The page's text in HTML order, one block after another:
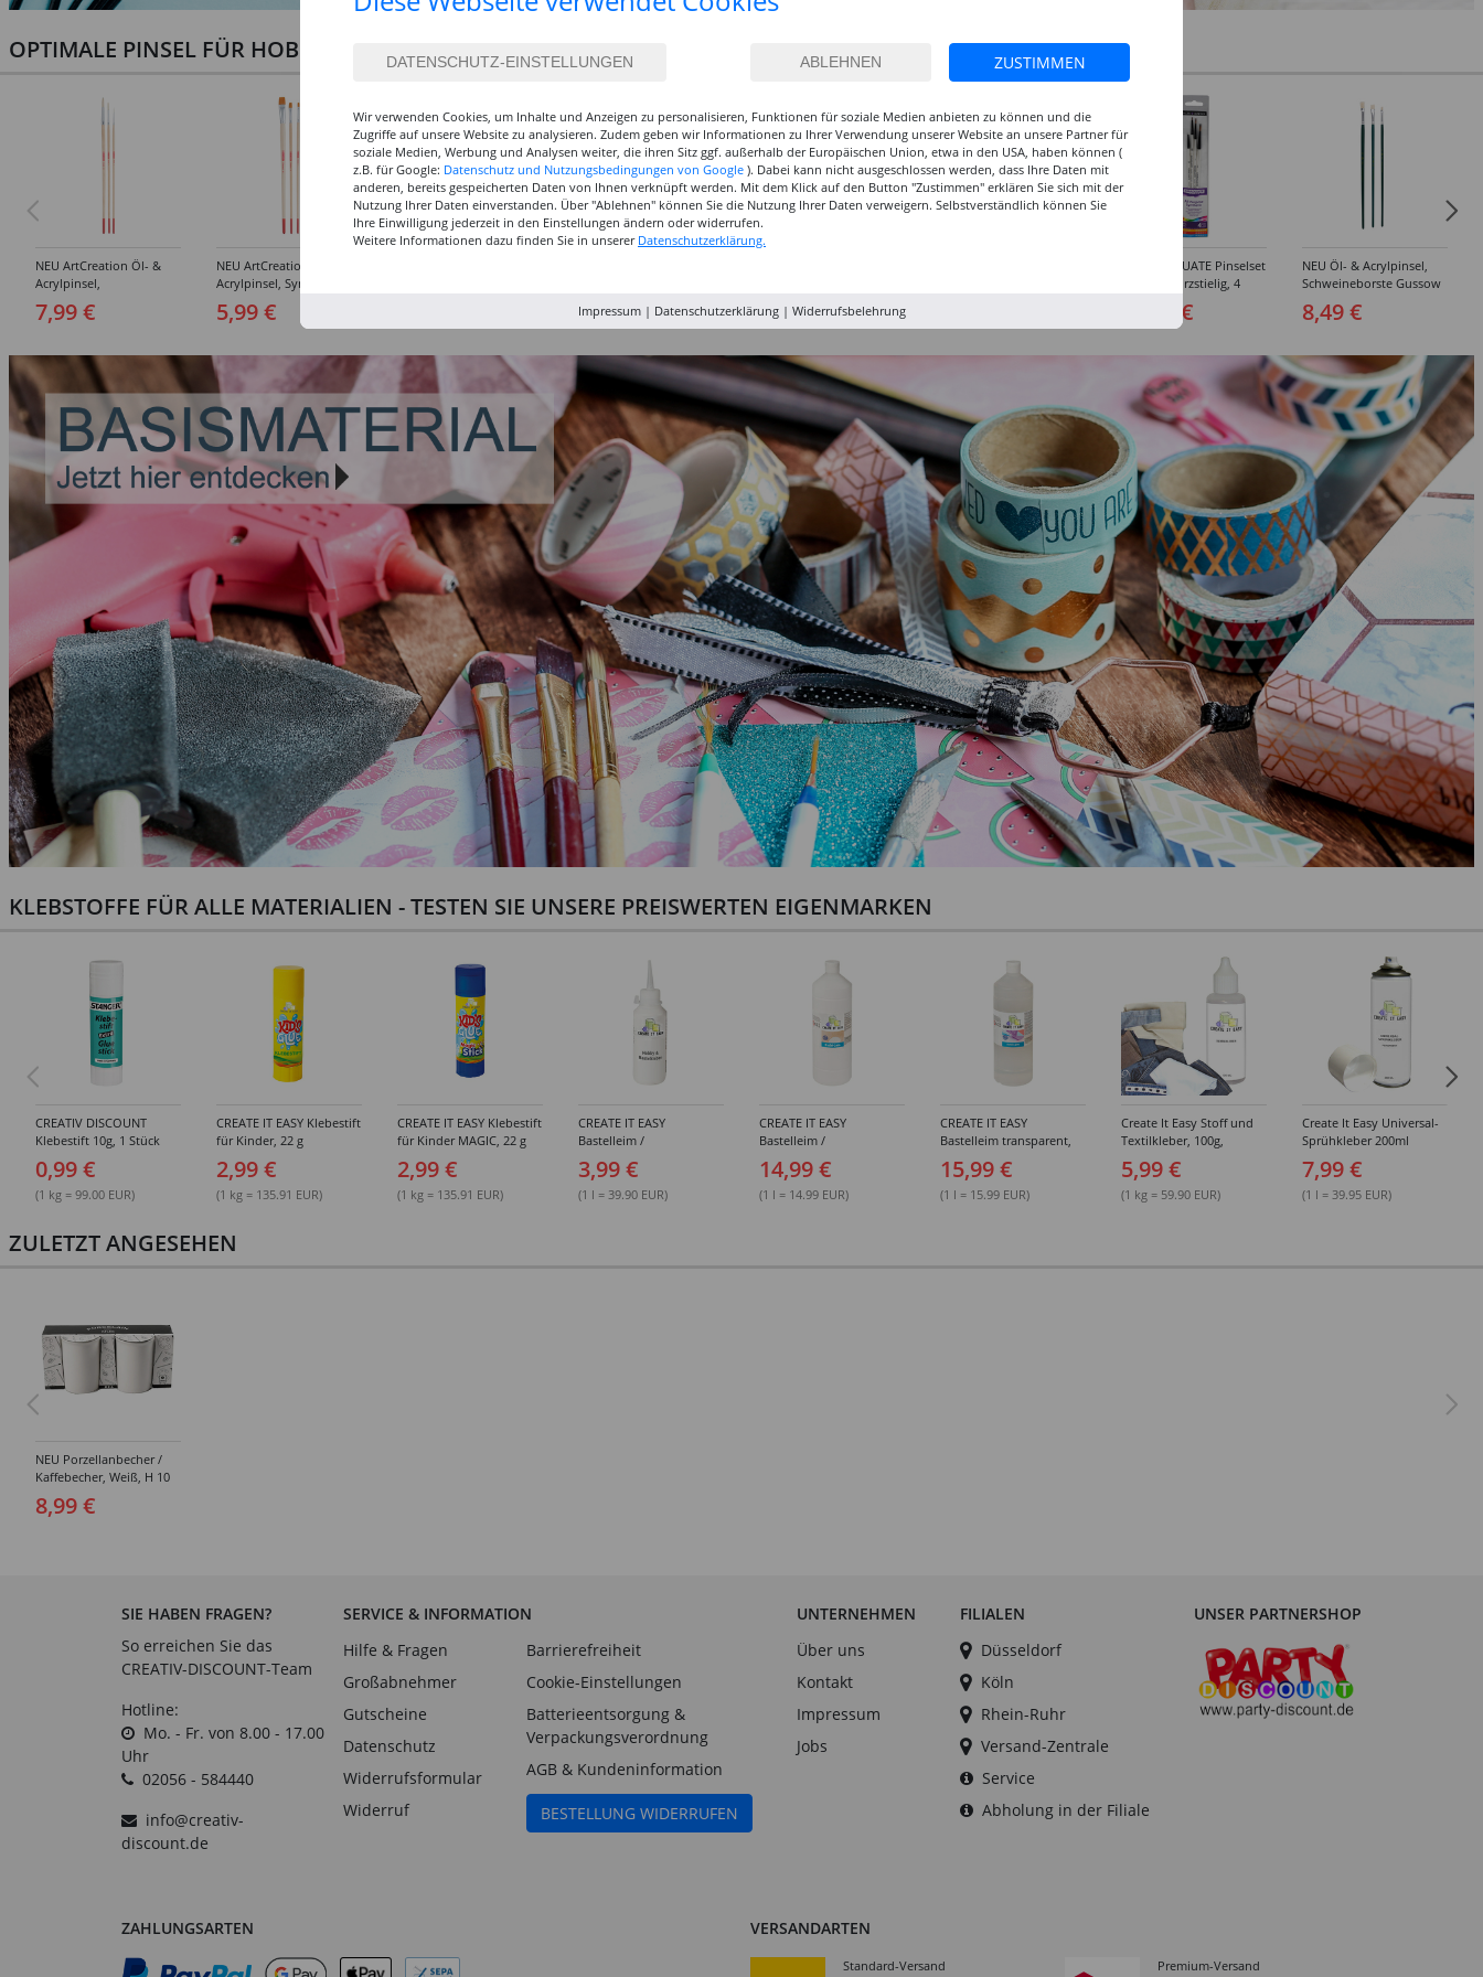
OPTIMALE PINSEL FÜR HOBBY & KUNST
NEU ArtCreation Öl- &
Acrylpinsel,
3er Set, No. 2, 6, 10
7,99 €
NEU ArtCreation Öl- &
Acrylpinsel, Synthetik,
Flachpinsel, 4, 8, 16
5,99 € 12,99 € 15,99 €
NEU GRADUATE Pinselset
"Detail“, kurzstielig, 4
15,99 €
NEU Öl- & Acrylpinsel,
Schweineborste Gussow
8,49 €
KLEBSTOFFE FÜR ALLE MATERIALIEN - TESTEN SIE UNSERE PREISWERTEN EIGENMARKEN
CREATIV DISCOUNT
Klebestift 10g, 1 Stück
0,99 €
(1 kg = 99.00 EUR)
CREATE IT EASY Klebestift
für Kinder, 22 g
2,99 €
(1 kg = 135.91 EUR)
CREATE IT EASY Klebestift
für Kinder MAGIC, 22 g
2,99 €
(1 kg = 135.91 EUR)
CREATE IT EASY
Bastelleim /
Buchbinderleim, 100 ml
3,99 €
(1 l = 39.90 EUR)
CREATE IT EASY
Bastelleim /
Buchbinderleim, 1000 ml
14,99 €
(1 l = 14.99 EUR)
CREATE IT EASY
Bastelleim transparent,
ohne Lösungsmittel,
1000 ml
15,99 €
(1 l = 15.99 EUR)
Create It Easy Stoff und
Textilkleber, 100g,
Kunststoffflasche mit
Maldüse
5,99 €
(1 kg = 59.90 EUR)
Create It Easy Universal-
Sprühkleber 200ml
(permanent)
7,99 €
(1 l = 39.95 EUR)
ZULETZT ANGESEHEN
NEU Porzellanbecher /
Kaffebecher, Weiß, H 10
cm, Ø 7,4 cm, 2 Stk.
8,99 €
SIE HABEN FRAGEN?
So erreichen Sie das
CREATIV-DISCOUNT-Team
Hotline:
Mo. - Fr. von 8.00 - 17.00
Uhr
02056 - 584440
info@creativ-
discount.de
SERVICE & INFORMATION
Hilfe & Fragen
Großabnehmer
Gutscheine
Datenschutz
Widerrufsformular
Widerruf
Barrierefreiheit
Cookie-Einstellungen
Batterieentsorgung &
Verpackungsverordnung
AGB & Kundeninformation
BESTELLUNG WIDERRUFEN
UNTERNEHMEN
Über uns
Kontakt
Impressum
Jobs
FILIALEN
Düsseldorf
Köln
Rhein-Ruhr
Versand-Zentrale
Service
Abholung in der Filiale
UNSER PARTNERSHOP
ZAHLUNGSARTEN VERSANDARTEN
Standard-Versand
Premium-Versand
ZUSTIMMEN
Wir verwenden Cookies, um Inhalte und Anzeigen zu personalisieren, Funktionen für soziale Medien anbieten zu können und die
Zugriffe auf unsere Website zu analysieren. Zudem geben wir Informationen zu Ihrer Verwendung unserer Website an unsere Partner für
soziale Medien, Werbung und Analysen weiter, die ihren Sitz ggf. außerhalb der Europäischen Union, etwa in den USA, haben können (
z.B. für Google: Datenschutz und Nutzungsbedingungen von Google ). Dabei kann nicht ausgeschlossen werden, dass Ihre Daten mit
anderen, bereits gespeicherten Daten von Ihnen verknüpft werden. Mit dem Klick auf den Button "Zustimmen" erklären Sie sich mit der
Nutzung Ihrer Daten einverstanden. Über "Ablehnen" können Sie die Nutzung Ihrer Daten verweigern. Selbstverständlich können Sie
Ihre Einwilligung jederzeit in den Einstellungen ändern oder widerrufen.
Weitere Informationen dazu finden Sie in unserer Datenschutzerklärung.
Impressum| Datenschutzerklärung| Widerrufsbelehrung